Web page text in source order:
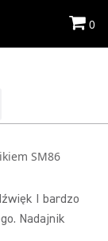
0
SM86
I bardzo
Nadajnik